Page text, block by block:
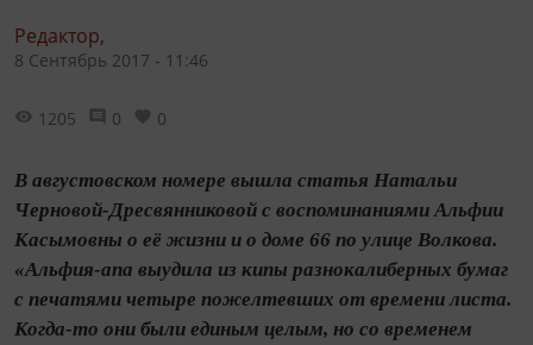
Редактор,
8 Сентябрь 2017 - 11:46
1205 0 0
В августовском номере вышла статья Натальи
Черновой-Дресвянниковой с воспоминаниями Альфии
Касымовны о её жизни и о доме 66 по улице Волкова.
«Альфия‑апа выудила из кипы разнокалиберных бумаг
с печатями четыре пожелтевших от времени листа.
Ко­гда‑то они были единым целым, но со временем